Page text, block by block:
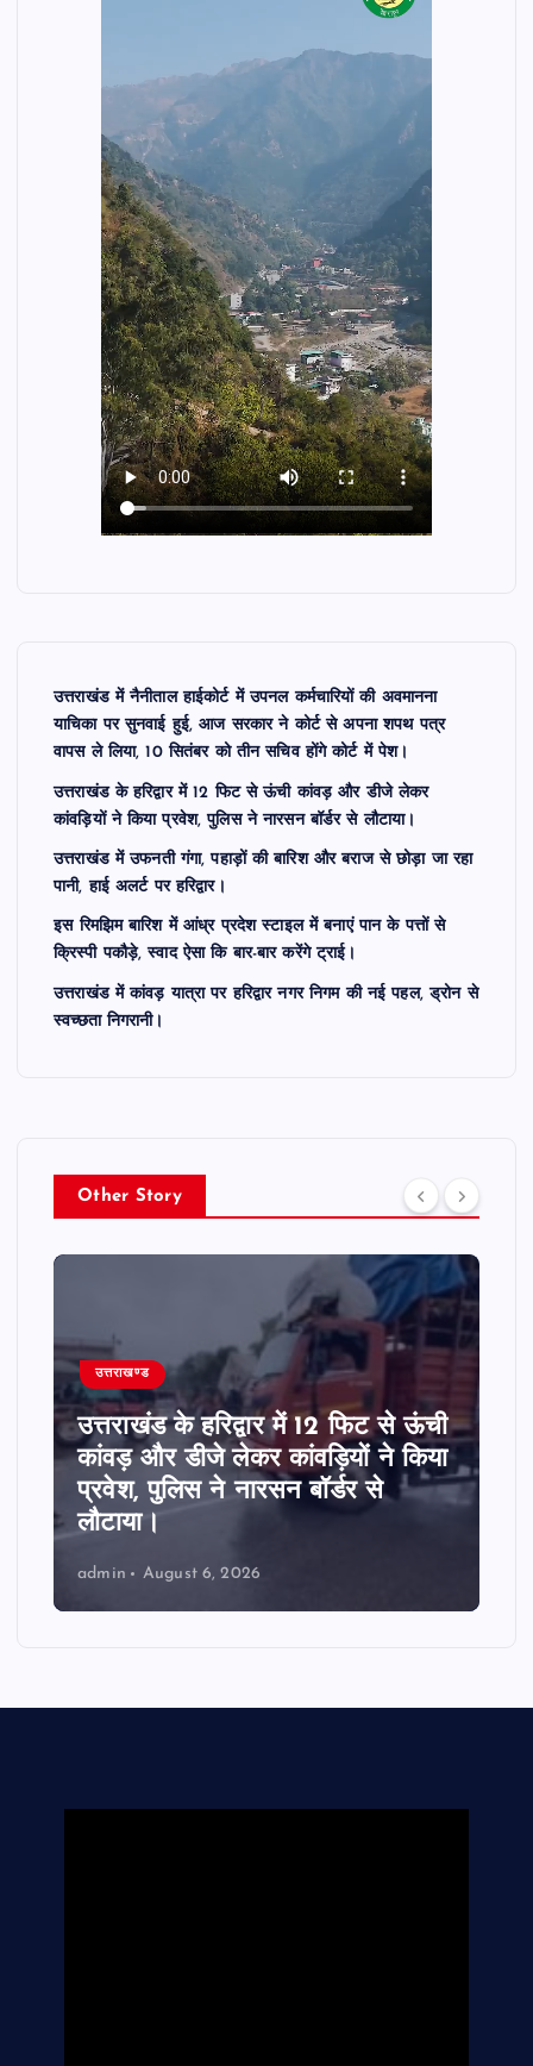
उत्तराखंड में नैनीताल हाईकोर्ट में उपनल कर्मचारियों की अवमानना
याचिका पर सुनवाई हुई, आज सरकार ने कोर्ट से अपना शपथ पत्र
वापस ले लिया, 10 सितंबर को तीन सचिव होंगे कोर्ट में पेश।
उत्तराखंड के हरिद्वार में 12 फिट से ऊंची कांवड़ और डीजे लेकर
कांवड़ियों ने किया प्रवेश, पुलिस ने नारसन बॉर्डर से लौटाया।
उत्तराखंड में उफनती गंगा, पहाड़ों की बारिश और बराज से छोड़ा जा रहा
पानी, हाई अलर्ट पर हरिद्वार।
इस रिमझिम बारिश में आंध्र प्रदेश स्टाइल में बनाएं पान के पत्तों से
क्रिस्पी पकौड़े, स्वाद ऐसा कि बार-बार करेंगे ट्राई।
उत्तराखंड में कांवड़ यात्रा पर हरिद्वार नगर निगम की नई पहल, ड्रोन से
स्वच्छता निगरानी।
Other Story
उत्तराखण्ड
उत्तराखंड के हरिद्वार में 12 फिट से ऊंची
कांवड़ और डीजे लेकर कांवड़ियों ने किया
प्रवेश, पुलिस ने नारसन बॉर्डर से
लौटाया।
admin August 6, 2026